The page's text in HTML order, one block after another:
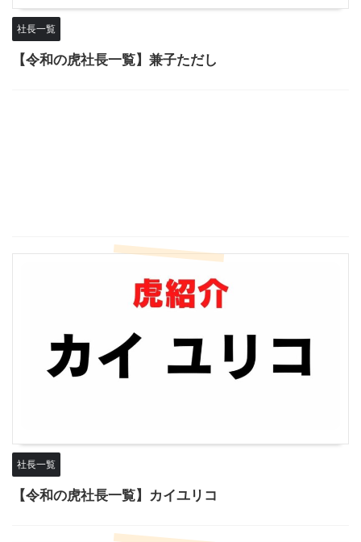
社長一覧
【令和の虎社長一覧】兼子ただし
社長一覧
【令和の虎社長一覧】カイユリコ